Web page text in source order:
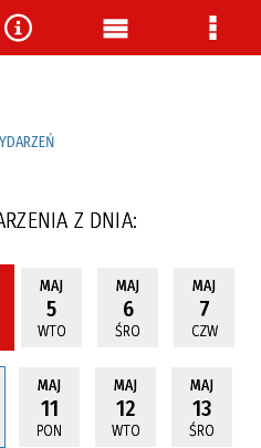
Z DNIA:
MAJ
5
WTO
MAJ
6
ŚRO
MAJ
7
CZW
MAJ
11
PON
MAJ
12
WTO
MAJ
13
ŚRO
NarzędziaMenu
Menu